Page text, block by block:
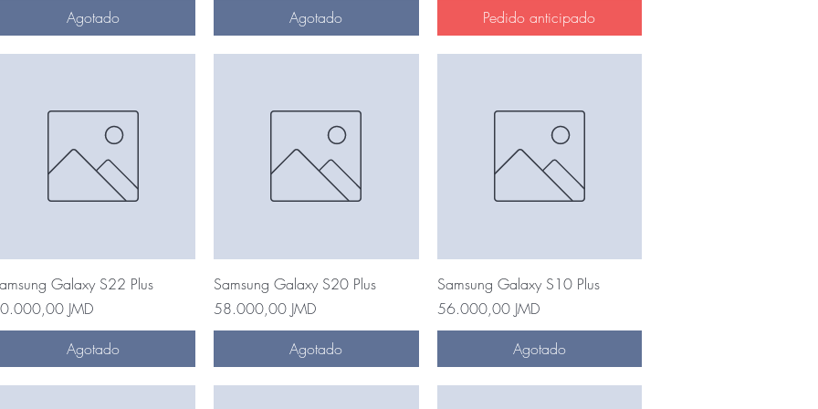
Agotado Agotado Pedido anticipado
Vista rápida
Galaxy S22 Plus
JMD
Agotado
Vista rápida
Samsung Galaxy S20 Plus
Precio
58.000,00 JMD
Agotado
Vista rápida
Samsung Galaxy S10 Plus
Precio
56.000,00 JMD
Agotado